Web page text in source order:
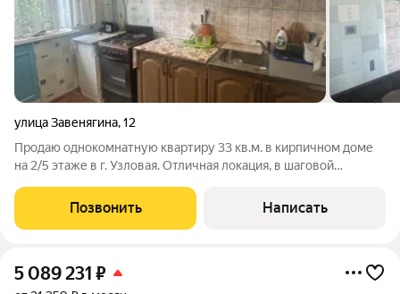
улица Завенягина,12
Продаю однокомнатную квартиру 33 кв.м. в кирпичном доме
на 2/5 этаже в г. Узловая. Отличная локация, в шаговой
остановки автолайна 3 минуты пешком. Рядом Парк
железнодорожников, замечательный
Позвонить Написать
5 089 231 ₽